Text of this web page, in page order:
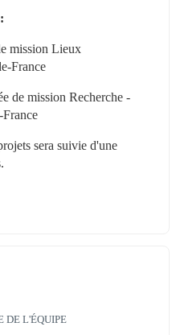
mission Lieux
France
de mission Recherche -
sera suivie d'une
DE L'ÉQUIPE